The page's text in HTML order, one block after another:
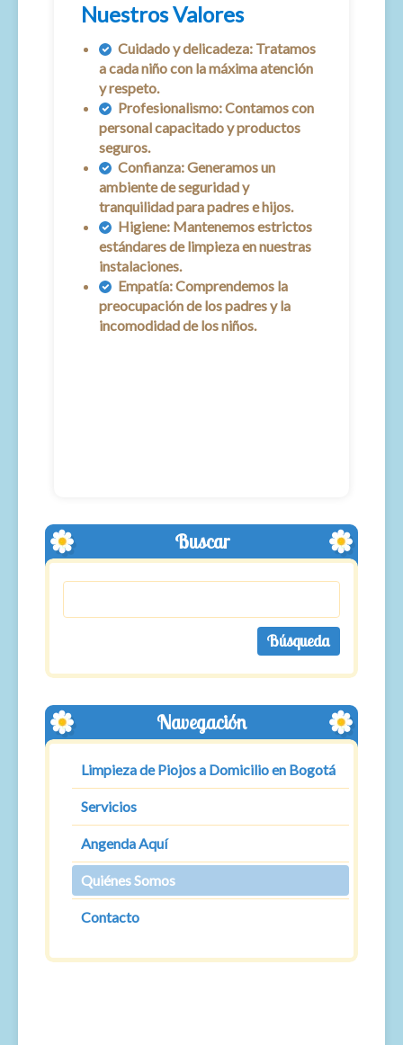
Nuestros Valores
Cuidado y delicadeza: Tratamos
a cada niño con la máxima atención
y respeto.
Profesionalismo:Contamos con
personal capacitado y productos
seguros.
Confianza:Generamos un
ambiente de seguridad y
tranquilidad para padres e hijos.
Higiene: Mantenemos estrictos
estándares de limpieza en nuestras
instalaciones.
Empatía:Comprendemos la
preocupación de los padres y la
incomodidad de los niños.
Buscar
Navegación
Limpieza de Piojos a Domicilio en Bogotá
Servicios
Angenda Aquí
Quiénes Somos
Contacto